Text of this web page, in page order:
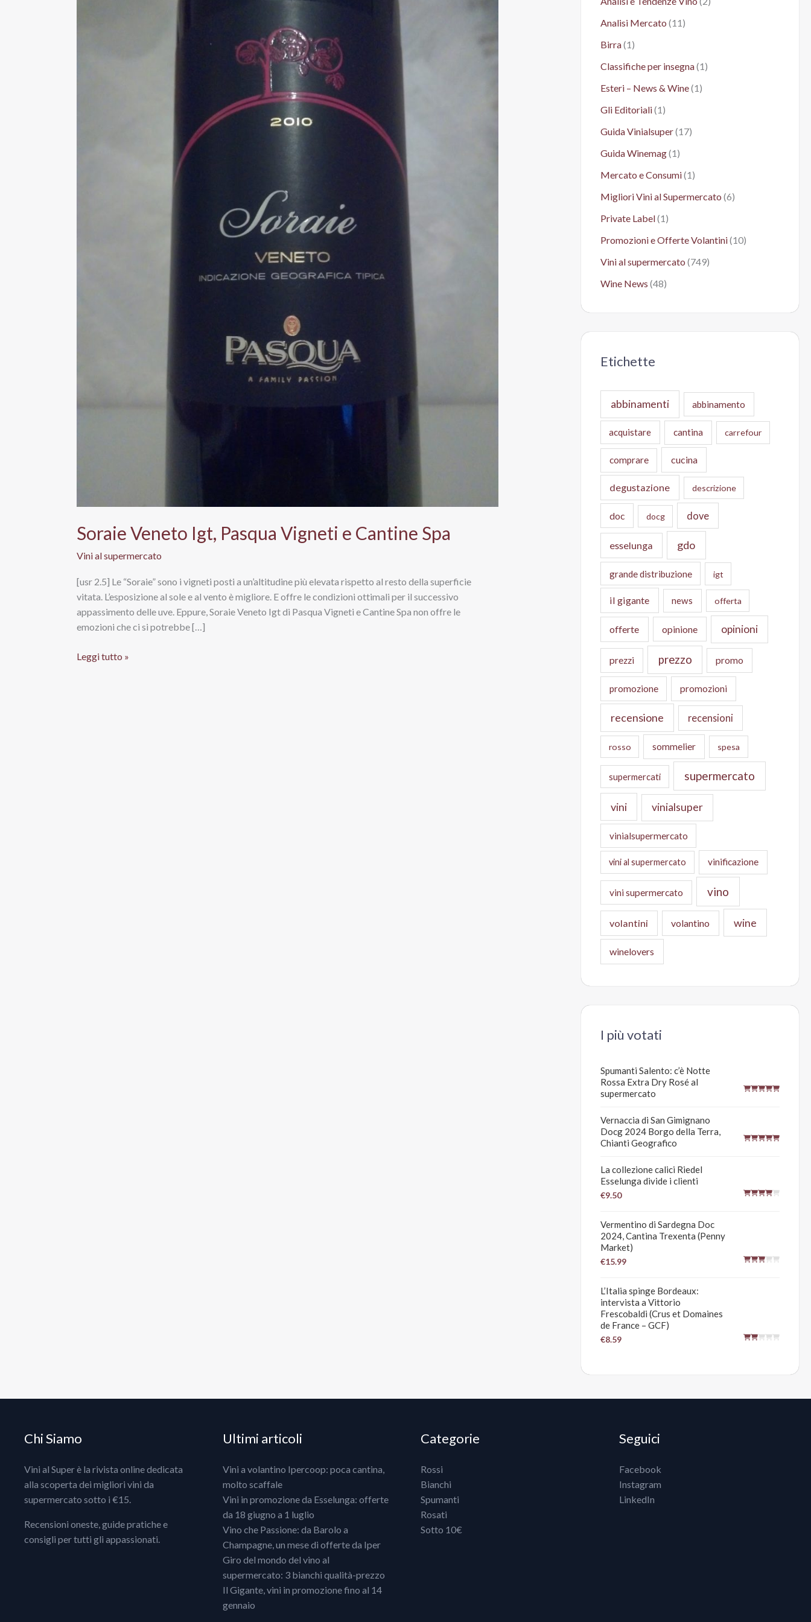
Soraie Veneto Igt, Pasqua Vigneti e Cantine Spa
Vini al supermercato
[usr 2.5] Le “Soraie” sono i vigneti posti a un’altitudine più elevata rispetto al resto della superficie
vitata. L’esposizione al sole e al vento è migliore. E offre le condizioni ottimali per il successivo
appassimento delle uve. Eppure, Soraie Veneto Igt di Pasqua Vigneti e Cantine Spa non offre le
emozioni che ci si potrebbe […]
Soraie
Leggi tutto »
Analisi Mercato (11)
Birra(1)
Classifiche per insegna(1)
Esteri – News & Wine(1)
Gli Editoriali(1)
Guida Vinialsuper(17)
Guida Winemag(1)
Mercato e Consumi(1)
Migliori Vini al Supermercato (6)
Private Label(1)
Promozioni e Offerte Volantini(10)
Vini al supermercato (749)
Wine News (48)
Etichette
abbinamenti abbinamento
acquistare cantina carrefour
comprare cucina
degustazione descrizione
doc docg dove
esselunga gdo
grande distribuzione igt
il gigante news offerta
offerte opinione opinioni
prezzi prezzo promo
promozione promozioni
recensione recensioni
rosso sommelier spesa
supermercati supermercato
vini vinialsuper
vinialsupermercato
vini al supermercato vinificazione
vini supermercato vino
volantini volantino wine
winelovers
I più votati
Spumanti Salento: c’è Notte
Rossa Extra Dry Rosé al
supermercato
Vernaccia di San Gimignano
Docg 2024 Borgo della Terra,
Chianti Geografico
La collezione calici Riedel
Esselunga divide i clienti
€9.50
Vermentino di Sardegna Doc
2024, Cantina Trexenta (Penny
Market)
€15.99
L’Italia spinge Bordeaux:
intervista a Vittorio
Frescobaldi (Crus et Domaines
de France – GCF)
€8.59
Chi Siamo
Vini al Super è la rivista online dedicata
alla scoperta dei migliori vini da
supermercato sotto i €15.
Recensioni oneste, guide pratiche e
consigli per tutti gli appassionati.
Ultimi articoli
Vini a volantino Ipercoop: poca cantina,
molto scaffale
Vini in promozione da Esselunga: offerte
da 18 giugno a 1 luglio
Vino che Passione: da Barolo a
Champagne, un mese di offerte da Iper
Giro del mondo del vino al
supermercato: 3 bianchi qualità-prezzo
Il Gigante, vini in promozione fino al 14
gennaio
Categorie
Rossi
Bianchi
Spumanti
Rosati
Sotto 10€
Seguici
Facebook
Instagram
LinkedIn